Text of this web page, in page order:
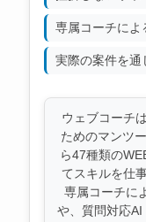
専属コーチによ
実際の案件を通
ウェブコーチ
ためのマンツ
ら47種類の
てスキルを仕
専属コーチに
や、質問対応AI